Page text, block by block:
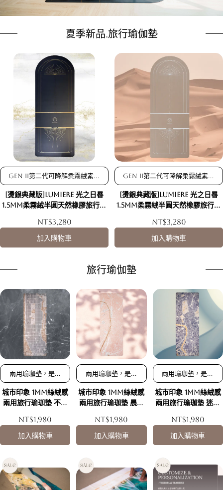
夏季新品.旅行瑜伽墊
Gen II第二代可降解柔霧絨素皮
革/超輕量只有1.3kg,適合出國
進修、日常上課，或是疊放在教
室瑜伽墊上使用/贈旅行瑜伽袋
[燙銀典藏版]Lumiere 光之日晷
1.5mm柔霧絨半圓天然橡膠旅行瑜
代)
NT$3,280
加入購物車
Gen II第二代可降解柔霧絨素皮
革/超輕量只有1.3kg,適合出國
進修、日常上課，或是疊放在教
室瑜伽墊上使用/贈旅行瑜伽袋
[燙銀典藏版]Lumiere 光之日晷
1.5mm柔霧絨半圓天然橡膠旅行瑜
二代)
NT$3,280
加入購物車
旅行瑜伽墊
兩用瑜珈墊，是瑜
珈墊也是鋪巾/榮
獲多國設計獎項，
顏值最高瑜珈墊/
效濕止滑，瞬間吸
汗
城市印象 1mm絲絨感
兩用旅行瑜珈墊 不夜
NT$1,980
加入購物車
兩用瑜珈墊，是瑜
珈墊也是鋪巾/榮
獲多國設計獎項，
顏值最高瑜珈墊/
效濕止滑，瞬間吸
汗
城市印象 1mm絲絨感
兩用旅行瑜珈墊 晨曦
NT$1,980
加入購物車
兩用瑜珈墊，是瑜
珈墊也是鋪巾/榮
獲多國設計獎項，
顏值最高瑜珈墊/
效濕止滑，瞬間吸
汗
城市印象 1mm絲絨感
兩用旅行瑜珈墊 迷霧
NT$1,980
加入購物車